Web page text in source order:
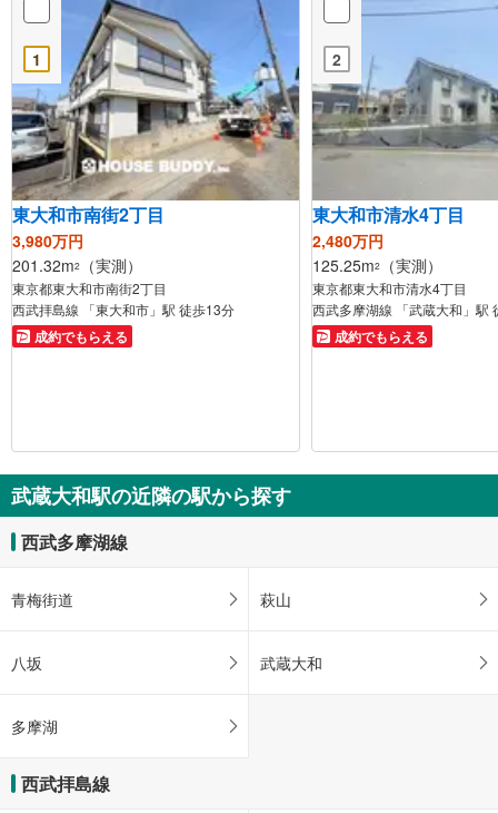
1
東大和市南街2丁目
3,980万円
201.32m2 （実測）
東京都東大和市南街2丁目
西武拝島線 「東大和市」駅 徒歩13分
成約でもらえる
2
東大和市清水4丁目
2,480万円
125.25m2 （実測）
東京都東大和市清水4丁目
西武多摩湖線 「武蔵大和」駅
成約でもらえる
武蔵大和駅の近隣の駅から探す
西武多摩湖線
青梅街道 萩山
八坂 武蔵大和
多摩湖
西武拝島線